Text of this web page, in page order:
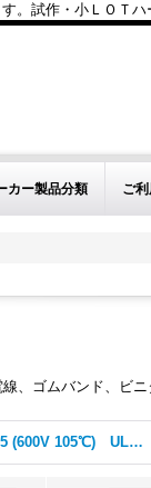
試作・小ＬＯＴ
カー製品分類 ご
、ゴムバンド、ビニ
T-105 (600V 105℃) ULチューブ